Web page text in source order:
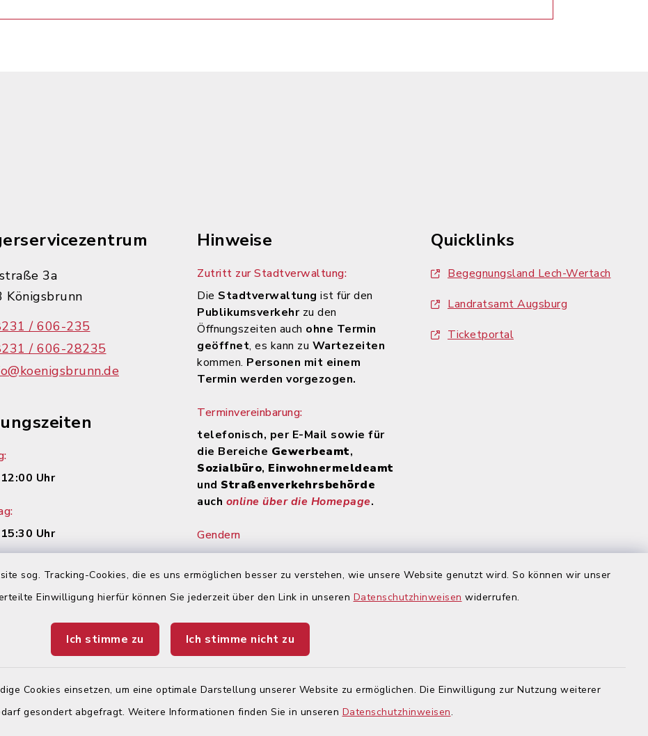
sog. Tracking-Cookies, die es uns ermöglichen besser zu verstehen, wie unsere Website genutzt wird. So können wir unser
Einwilligung hierfür können Sie jederzeit über den Link in unseren Datenschutzhinweisen widerrufen.
Ich stimme zu Ich stimme nicht zu
Cookies einsetzen, um eine optimale Darstellung unserer Website zu ermöglichen. Die Einwilligung zur Nutzung weiterer
gesondert abgefragt. Weitere Informationen finden Sie in unseren Datenschutzhinweisen.
3a
Königsbrunn
/ 606-235
/ 606-28235
Uhr
Uhr
12:00 Uhr und 14:00 – 17:30
Uhr –nur mit Termin!
Hinweise
Zutritt zur Stadtverwaltung:
Die Stadtverwaltung ist für den
Publikumsverkehr zu den
Öffnungszeiten auch ohne Termin
geöffnet, es kann zu Wartezeiten
kommen. Personen mit einem
Termin werden vorgezogen.
Terminvereinbarung:
telefonisch, per E-Mail sowie für
die Bereiche Gewerbeamt,
Sozialbüro, Einwohnermeldeamt
und Straßenverkehrsbehörde
auch online über die Homepage.
Gendern
Gendern auf unserer Homepage:
Auf den Seiten des Internet-
Auftritts der Stadt Königsbrunn
Lesbarkeit nicht durchgehend
gegendert. Wir weisen
ausdrücklich darauf hin, dass
(m/w/d) angesprochen werden.
Quicklinks
Begegnungsland Lech-Wertach
Landratsamt Augsburg
Ticketportal